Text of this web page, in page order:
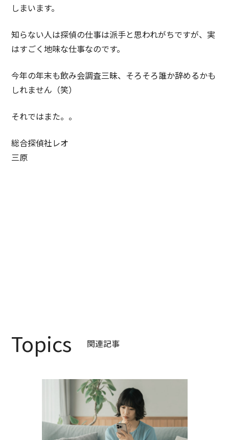
しまいます。
知らない人は探偵の仕事は派手と思われがちですが、実
はすごく地味な仕事なのです。
今年の年末も飲み会調査三昧、そろそろ誰か辞めるかも
しれません（笑）
それではまた。。
総合探偵社レオ
三原
Topics 関連記事